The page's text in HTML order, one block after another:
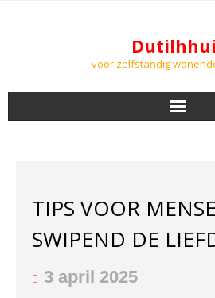
voor zelfstandig
DOWNLOADS
TIPS VOOR
SWIPEND DE
3 april 2025